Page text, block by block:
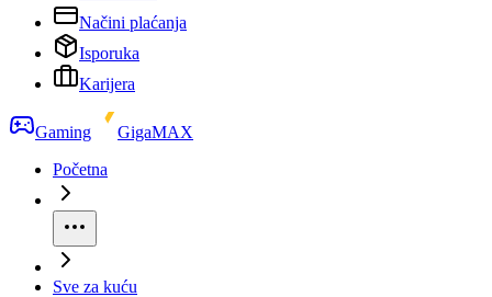
Načini plaćanja
Isporuka
Karijera
Gaming
GigaMAX
Početna
Sve za kuću